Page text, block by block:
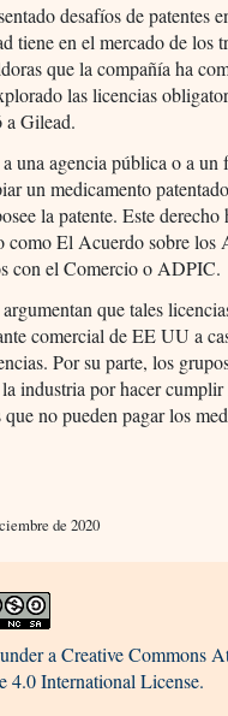
desafíos de patentes
tiene en el mercado de los
que la compañía ha
las licencias
a Gilead.
una agencia pública o a un
un medicamento
la patente. Este derecho
como El Acuerdo sobre los
con el Comercio o ADPIC.
que tales
comercial de EE UU a
Por su parte, los
industria por hacer
no pueden pagar los
de 2020
a Creative Commons
4.0 International License.